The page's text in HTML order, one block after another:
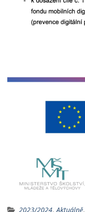
2023/2024,Aktuálně,